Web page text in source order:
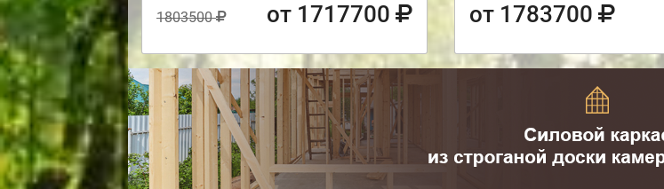
1803500 от 1717700 от 1783700